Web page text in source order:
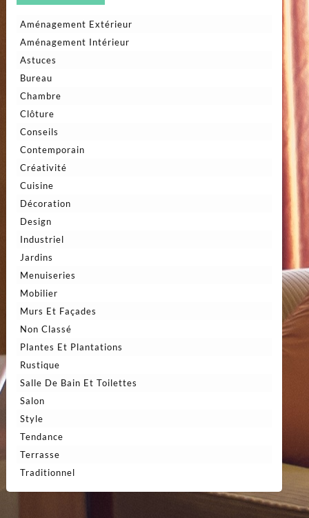
Aménagement Extérieur
Aménagement Intérieur
Astuces
Bureau
Chambre
Clôture
Conseils
Contemporain
Créativité
Cuisine
Décoration
Design
Industriel
Jardins
Menuiseries
Mobilier
Murs Et Façades
Non Classé
Plantes Et Plantations
Rustique
Salle De Bain Et Toilettes
Salon
Style
Tendance
Terrasse
Traditionnel